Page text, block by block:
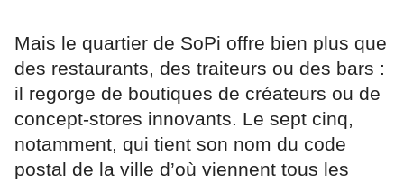
Mais le quartier de SoPi offre bien plus que
des restaurants, des traiteurs ou des bars :
il regorge de boutiques de créateurs ou de
concept-stores innovants. Le sept cinq,
notamment, qui tient son nom du code
postal de la ville d’où viennent tous les